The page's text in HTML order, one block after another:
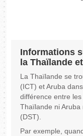
Informations
la Thaïlande
La Thaïlande se
(ICT) et Aruba
différence entre
Thaïlande ni
(DST).
Par exemple,